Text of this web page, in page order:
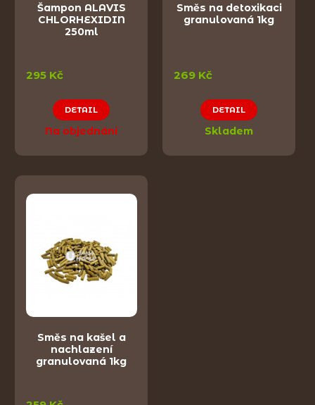
Šampon ALAVIS
CHLORHEXIDIN
250ml
295 Kč
DETAIL
Na objednání
Směs na detoxikaci
granulovaná 1kg
269 Kč
DETAIL
Skladem
Směs na kašel a
nachlazení
granulovaná 1kg